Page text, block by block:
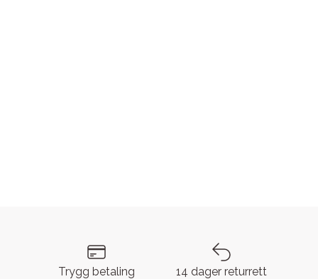
Trygg betaling 14 dager returrett